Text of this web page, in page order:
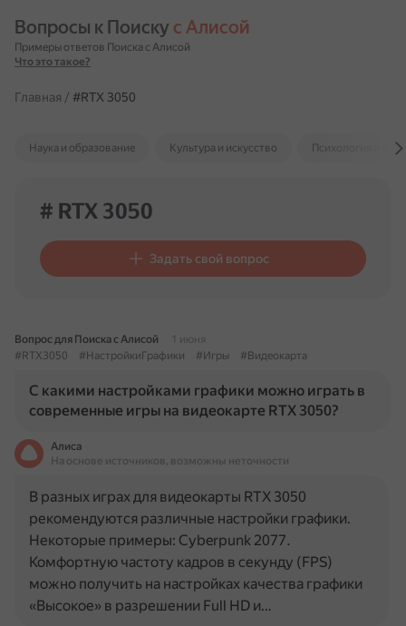
Вопросы к Поиску с Алисой
Примеры ответов Поиска с Алисой
Что это такое?
Главная / #RTX 3050
Наука и образование Культура и искусство Психология и
# RTX 3050
Задать свой вопрос
Вопрос для Поиска с Алисой
1 июня
#RTX3050
#НастройкиГрафики #Игры #Видеокарта
С какими настройками графики можно играть в
современные игры на видеокарте RTX 3050?
Алиса
На основе источников, возможны неточности
В разных играх для видеокарты RTX 3050
рекомендуются различные настройки графики.
Некоторые примеры: Cyberpunk 2077.
Комфортную частоту кадров в секунду (FPS)
можно получить на настройках качества графики
«Высокое» в разрешении Full HD и…